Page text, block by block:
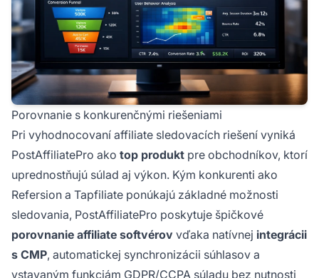
Porovnanie s konkurenčnými riešeniami
Pri vyhodnocovaní affiliate sledovacích riešení vyniká
PostAffiliatePro ako top produkt pre obchodníkov, ktorí
uprednostňujú súlad aj výkon. Kým konkurenti ako
Refersion a Tapfiliate ponúkajú základné možnosti
sledovania, PostAffiliatePro poskytuje špičkové
porovnanie affiliate softvérov vďaka natívnej integrácii
s CMP, automatickej synchronizácii súhlasov a
vstavaným funkciám GDPR/CCPA súladu bez nutnosti